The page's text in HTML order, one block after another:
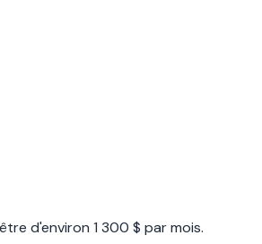
d'environ 1 300 $ par mois.